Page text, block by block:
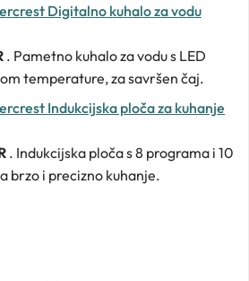
Digitalno kuhalo za vodu
. Pametno kuhalo za vodu s LED
temperature, za savršen čaj.
Indukcijska ploča za kuhanje
. Indukcijska ploča s 8 programa i 10
brzo i precizno kuhanje.